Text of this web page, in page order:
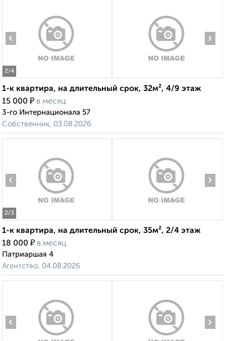
2/4
‹ ›
1-к квартира, на длительный срок, 32м², 4/9 этаж
15 000 ₽ в месяц
3-го Интернационала 57
Собственник, 03.08.2026
2/3
‹ ›
1-к квартира, на длительный срок, 35м², 2/4 этаж
18 000 ₽ в месяц
Патриаршая 4
Агентство, 04.08.2026
‹ ›